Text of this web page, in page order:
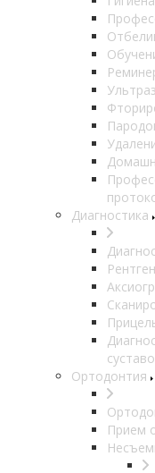
Диагностика
Ортодонтия
Прием